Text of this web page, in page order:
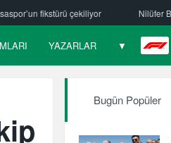
Belediyespor hentbolde ayrılık
YAZARLAR ▼ F1
Bugün Popüler